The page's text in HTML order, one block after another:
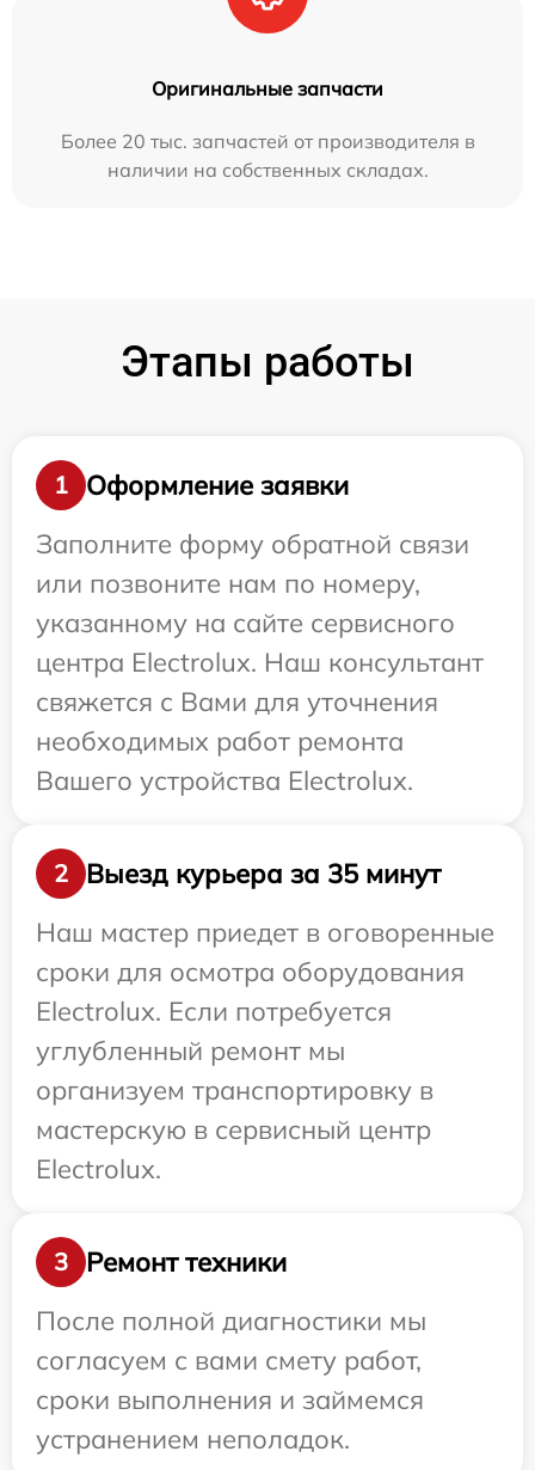
Оригинальные запчасти
Более 20 тыс. запчастей от производителя в
наличии на собственных складах.
Этапы работы
1
Оформление заявки
Заполните форму обратной связи
или позвоните нам по номеру,
указанному на сайте сервисного
центра Electrolux. Наш консультант
свяжется с Вами для уточнения
необходимых работ ремонта
Вашего устройства Electrolux.
2
Выезд курьера за 35 минут
Наш мастер приедет в оговоренные
сроки для осмотра оборудования
Electrolux. Если потребуется
углубленный ремонт мы
организуем транспортировку в
мастерскую в сервисный центр
Electrolux.
3
Ремонт техники
После полной диагностики мы
согласуем с вами смету работ,
сроки выполнения и займемся
устранением неполадок.